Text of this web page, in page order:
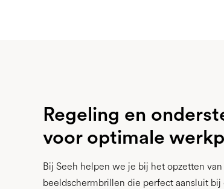
Regeling en
voor optimale
Bij Seeh helpen we je bij het opzetten
beeldschermbrillen die perfect aansluit